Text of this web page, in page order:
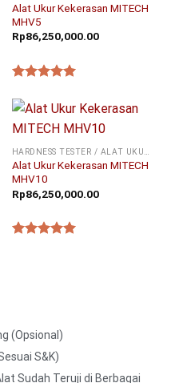
Alat Ukur Kekerasan MITECH
MHV5
Rp86,250,000.00
Alat Ukur Kekerasan MITECH
MHV10
Rp86,250,000.00
(Opsional)
S&K)
Sudah Teruji di Berbagai